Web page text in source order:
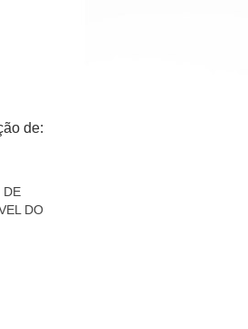
de:
DE
DO